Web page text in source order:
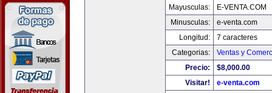
Mayusculas:
E-VENTA.COM
Minusculas:
e-venta.com
Longitud:
7 caracteres
Categorias:
Ventas y
Precio:
$8,000.00
Visitar!
e-venta.com